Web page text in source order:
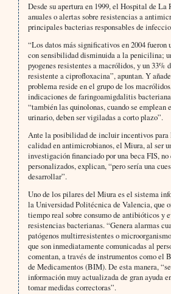
Desde su apertura en 1999, el Hospital de
anuales o alertas sobre resistencias a
principales bacterias responsables de
“Los datos más significativos en 2004 fueron
con sensibilidad disminuida a la penicilina;
pyogenes resistentes a macrólidos, y un 33%
resistente a cipro­floxacina”, apuntan. Y
problema reside en el grupo de los
indicaciones de faringoamigdalitis
“también las quinolonas, cuando se
urinario, deben ser vigiladas a corto plazo”.
Ante la posibilidad de incluir incentivos para
calidad en antimicrobianos, el Miura, al ser
investigación financiado por una beca FIS,
personalizados, explican, “pero sería una
desarrollar”.
Uno de los pilares del Miura es el sistema
la Universidad Politécnica de Valencia, que
tiempo real sobre consumo de antibióticos y
resistencias bacterianas. “Genera alarmas
patógenos multirresistentes o
que son inme­diatamente comunicadas al
comentan, a través de instrumentos como el
de Medicamentos (BIM). De esta manera,
información muy actualizada de gran ayuda
tomar medidas correctoras”.